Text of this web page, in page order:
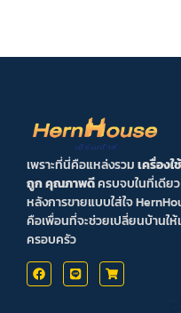
เพราะที่นี่คือแหล่งรวมเครื่อง
ถูก คุณภาพดีครบจบในที่เดีย
หลังการขายแบบใส่ใจ
คือเพื่อนที่จะช่วยเปลี่ยนบ้านใ
ครอบครัว